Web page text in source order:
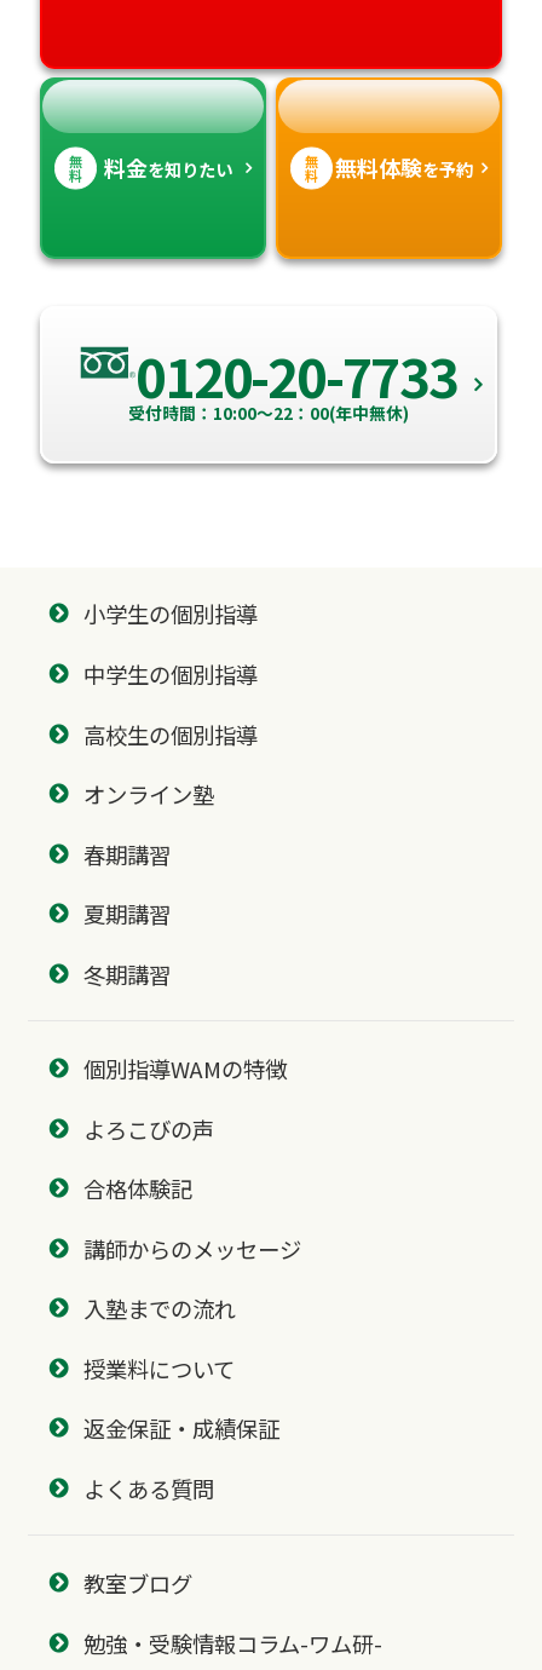
無
料 料金を知りたい 無
料 無料体験を予約
0120-20-7733
受付時間：10:00～22：00(年中無休)
小学生の個別指導
中学生の個別指導
高校生の個別指導
オンライン塾
春期講習
夏期講習
冬期講習
個別指導WAMの特徴
よろこびの声
合格体験記
講師からのメッセージ
入塾までの流れ
授業料について
返金保証・成績保証
よくある質問
教室ブログ
勉強・受験情報コラム-ワム研-